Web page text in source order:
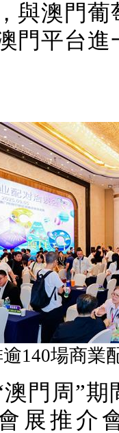
與澳門葡
門平台進
140場商業
門周”期
展推介